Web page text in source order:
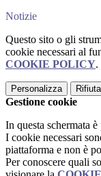
Notizie
Questo sito o gli
cookie necessari al
COOKIE POLICY.
Personalizza
Gestione cookie
In questa schermata
I cookie necessari
piattaforma e non è
Per conoscere quali